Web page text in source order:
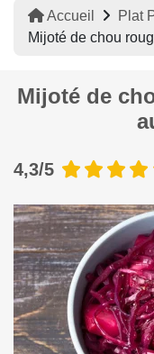
Accueil
Plat
Mijoté de chou
Mijoté de
4,3/5